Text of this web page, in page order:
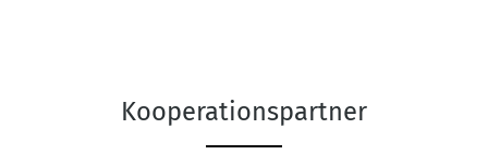
Kooperationspartner